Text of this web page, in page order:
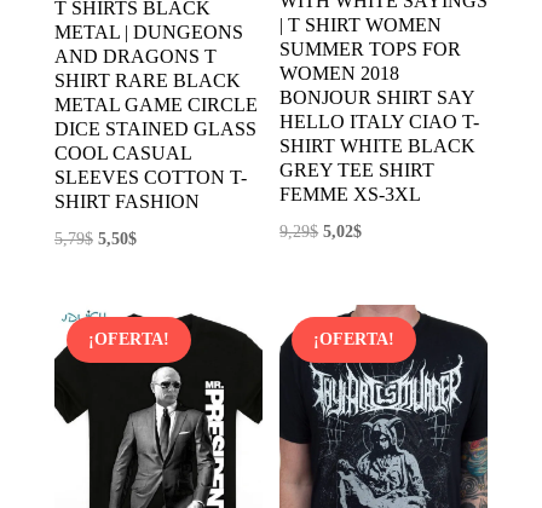
T SHIRTS BLACK
METAL | DUNGEONS
AND DRAGONS T
SHIRT RARE BLACK
METAL GAME CIRCLE
DICE STAINED GLASS
COOL CASUAL
SLEEVES COTTON T-
SHIRT FASHION
5,79$ El
era:
5,79$.
5,50$El
es:
5,50$.
| T SHIRT WOMEN
SUMMER TOPS FOR
WOMEN 2018
BONJOUR SHIRT SAY
HELLO ITALY CIAO T-
SHIRT WHITE BLACK
GREY TEE SHIRT
FEMME XS-3XL
9,29$ El
5,02$El
5,02$.
¡OFERTA! ¡OFERTA!